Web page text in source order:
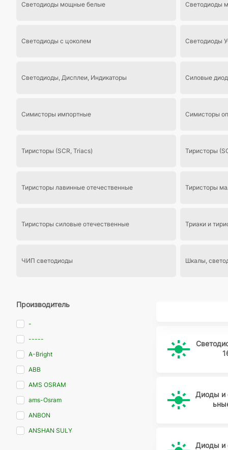
Светодиоды мощные белые Светодиоды
Светодиоды с цоколем Светодиоды
Светодиоды, Дисплеи, Индикаторы Силовые
Симисторы импортные Симисторы
Тиристоры (SCR, Triacs) Тиристоры
Тиристоры лавинные отечественные Тиристоры
Тиристоры силовые отечественные Триаки и
ЧИП светодиоды Шкалы,
Производитель
-
-----
A-Bright
ABB
AMS OSRAM
ams-Osram
ANBON
ANSHAN SULY
Диоды и
Диоды и